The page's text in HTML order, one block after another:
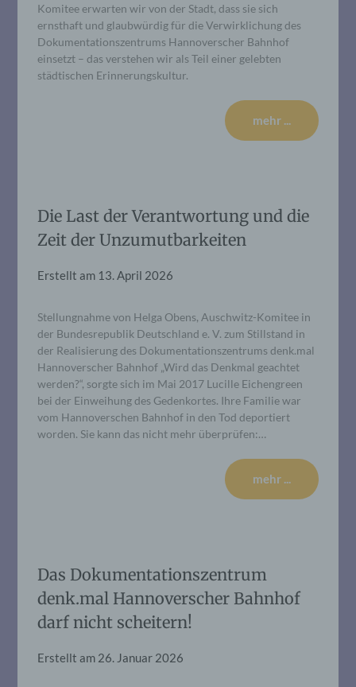
Komitee erwarten wir von der Stadt, dass sie sich
ernsthaft und glaubwürdig für die Verwirklichung des
Dokumentationszentrums Hannoverscher Bahnhof
einsetzt – das verstehen wir als Teil einer gelebten
städtischen Erinnerungskultur.
mehr ...
Die Last der Verantwortung und die
Zeit der Unzumutbarkeiten
Erstellt am 13. April 2026
Stellungnahme von Helga Obens, Auschwitz-Komitee in
der Bundesrepublik Deutschland e. V. zum Stillstand in
der Realisierung des Dokumentationszentrums denk.mal
Hannoverscher Bahnhof „Wird das Denkmal geachtet
werden?“, sorgte sich im Mai 2017 Lucille Eichengreen
bei der Einweihung des Gedenkortes. Ihre Familie war
vom Hannoverschen Bahnhof in den Tod deportiert
worden. Sie kann das nicht mehr überprüfen:…
mehr ...
Das Dokumentationszentrum
denk.mal Hannoverscher Bahnhof
darf nicht scheitern!
Erstellt am 26. Januar 2026